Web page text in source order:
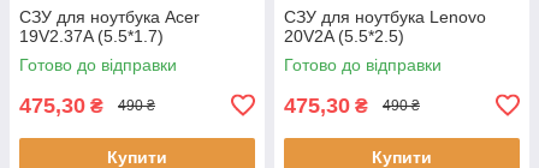
СЗУ для ноутбука Acer
19V2.37A (5.5*1.7)
Готово до відправки
475,30 ₴ 490 ₴
Купити
СЗУ для ноутбука Lenovo
20V2A (5.5*2.5)
Готово до відправки
475,30 ₴ 490 ₴
Купити